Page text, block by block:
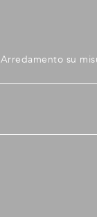
Arredamento su